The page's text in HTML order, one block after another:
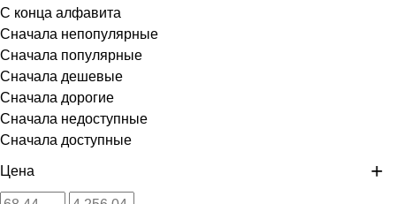
С конца алфавита
Сначала непопулярные
Сначала популярные
Сначала дешевые
Сначала дорогие
Сначала недоступные
Сначала доступные
Цена